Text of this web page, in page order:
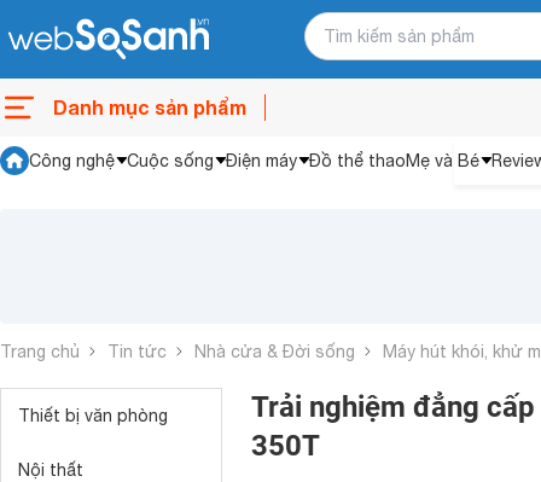
Danh mục sản phẩm
Công nghệ Cuộc sống Điện máy Đồ thể thaoMẹ và Bé
Trang chủ Tin tức Nhà cửa & Đời sống Máy hút khói, khử
Thiết bị văn phòng
Nội thất
Trải nghiệm đẳng
350T